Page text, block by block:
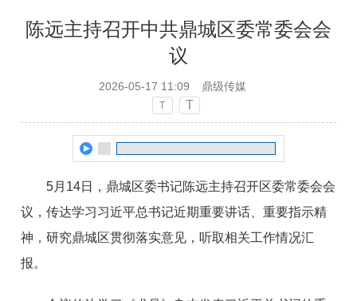
陈远主持召开中共鼎城区委常委会会
议
2026-05-17 11:09 鼎级传媒
T T
5月14日，鼎城区委书记陈远主持召开区委常委会会
议，传达学习习近平总书记近期重要讲话、重要指示精
神，研究鼎城区贯彻落实意见，听取相关工作情况汇
报。